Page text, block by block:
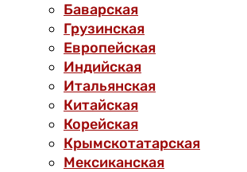
Баварская
Грузинская
Европейская
Индийская
Итальянская
Китайская
Корейская
Крымскотатарская
Мексиканская